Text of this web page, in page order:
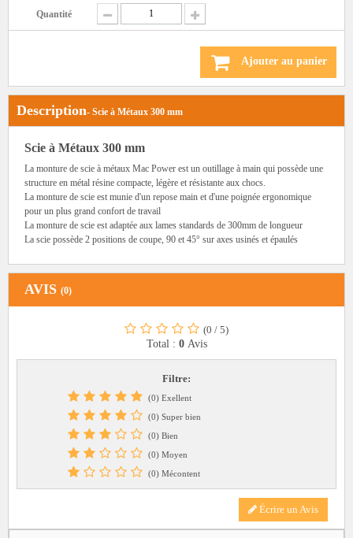
Quantité
Ajouter au panier
Description- Scie à Métaux 300 mm
Scie à Métaux 300 mm
La monture de scie à métaux Mac Power est un outillage à main qui possède une
structure en métal résine compacte, légère et résistante aux chocs.
La monture de scie est munie d'un repose main et d'une poignée ergonomique
pour un plus grand confort de travail
La monture de scie est adaptée aux lames standards de 300mm de longueur
La scie possède 2 positions de coupe, 90 et 45° sur axes usinés et épaulés
AVIS (0)
(0 / 5)
Total : 0 Avis
Filtre:
(0) Exellent
(0) Super bien
(0) Bien
(0) Moyen
(0) Mécontent
Écrire un Avis